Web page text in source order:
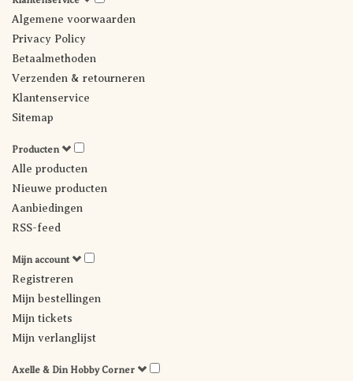
Algemene voorwaarden
Privacy Policy
Betaalmethoden
Verzenden & retourneren
Klantenservice
Sitemap
Producten
Alle producten
Nieuwe producten
Aanbiedingen
RSS-feed
Mijn account
Registreren
Mijn bestellingen
Mijn tickets
Mijn verlanglijst
Axelle & Din Hobby Corner